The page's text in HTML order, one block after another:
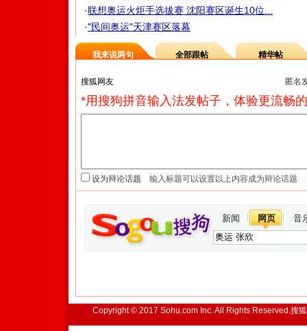
·联想奥运火炬手选拔赛 沈阳赛区诞生10位...
·"民间奥运"天津赛区落幕
我来说两句 全部跟帖 精华帖
匿名
*用搜狗拼音输入法发帖子，体验更流畅
设为辩论话题
新闻 网页 音
Copyright © 2017 Sohu.com Inc. All Rights Reserved.搜